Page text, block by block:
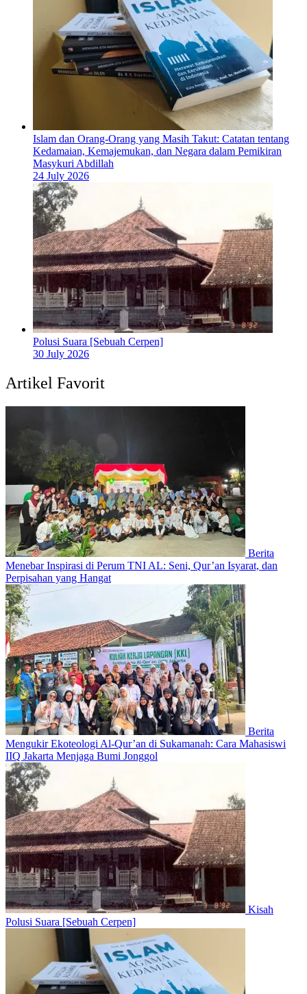
Islam dan Orang-Orang yang Masih Takut: Catatan tentang
Kedamaian, Kemajemukan, dan Negara dalam Pemikiran
Masykuri Abdillah
24 July 2026
Polusi Suara [Sebuah Cerpen]
30 July 2026
Artikel Favorit
Berita
Menebar Inspirasi di Perum TNI AL: Seni, Qur’an Isyarat, dan
Perpisahan yang Hangat
Berita
Mengukir Ekoteologi Al-Qur’an di Sukamanah: Cara Mahasiswi
IIQ Jakarta Menjaga Bumi Jonggol
Kisah
Polusi Suara [Sebuah Cerpen]